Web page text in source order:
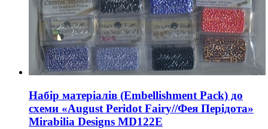
Набір матеріалів (Embellishment Pack) до
схеми «August Peridot Fairy//Фея Перідота»
Mirabilia Designs MD122E